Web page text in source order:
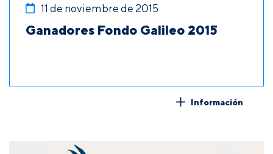
11 de noviembre de 2015
Ganadores Fondo Galileo 2015
Información